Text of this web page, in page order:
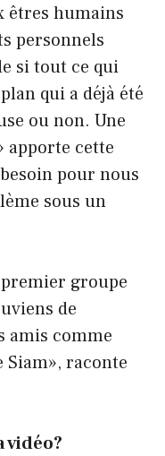
êtres humains
personnels
si tout ce qui
qui a déjà été
ou non. Une
apporte cette
pour nous
sous un
groupe
de
amis comme
Siam», raconte
vidéo?